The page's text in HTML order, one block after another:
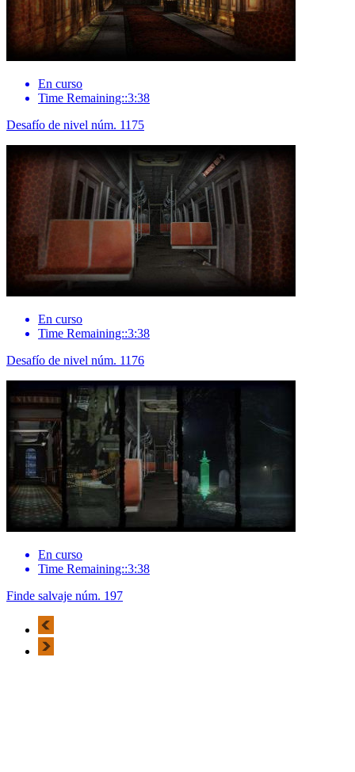
En curso
Time Remaining::3:38
Desafío de nivel núm. 1175
En curso
Time Remaining::3:38
Desafío de nivel núm. 1176
En curso
Time Remaining::3:38
Finde salvaje núm. 197